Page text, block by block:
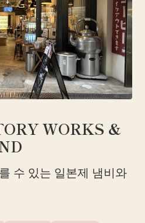
WORKS &
수 있는 일본제 냄비와